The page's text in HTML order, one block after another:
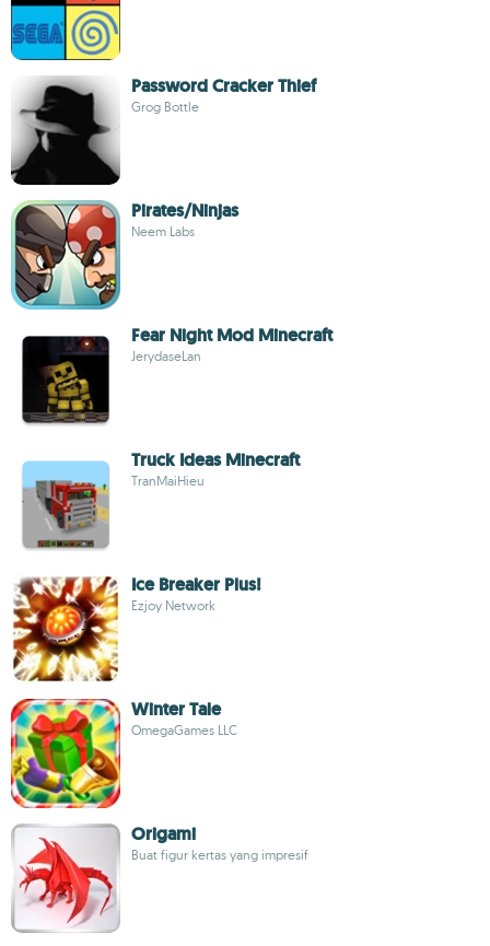
Password Cracker Thief
Grog Bottle
Pirates/Ninjas
Neem Labs
Fear Night Mod Minecraft
JerydaseLan
Truck Ideas Minecraft
TranMaiHieu
Ice Breaker Plus!
Ezjoy Network
Winter Tale
OmegaGames LLC
Origami
Buat figur kertas yang impresif